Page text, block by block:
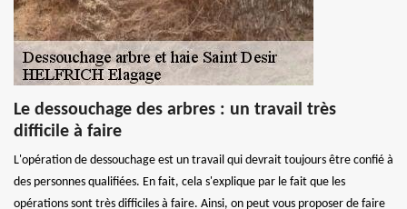
Le dessouchage des arbres : un travail très
difficile à faire
L'opération de dessouchage est un travail qui devrait toujours être confié à
des personnes qualifiées. En fait, cela s'explique par le fait que les
opérations sont très difficiles à faire. Ainsi, on peut vous proposer de faire